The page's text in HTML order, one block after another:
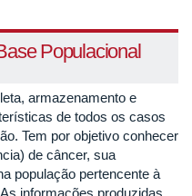
Populacional
armazenamento e
de todos os casos
Tem por objetivo conhecer
de câncer, sua
população pertencente à
informações produzidas